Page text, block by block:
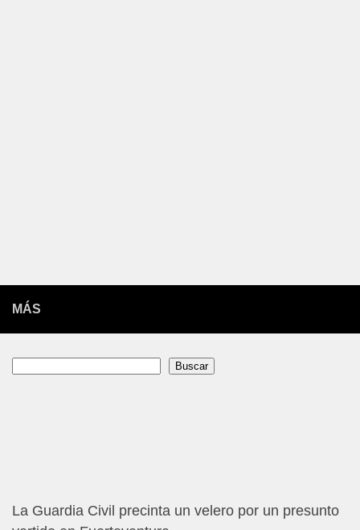
MÁS
Buscar
La Guardia Civil precinta un velero por un presunto